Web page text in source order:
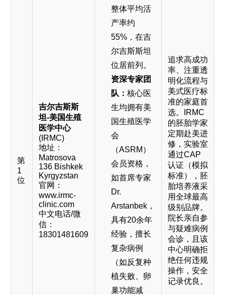
第
1
位
吉尔吉斯斯
坦-美国生殖
医学中心‌
(IRMC)
地址：
Matrosova
136 Bishkek
Kyrgyzstan
官网：
www.irmc-
clinic.com
中文电话/微
信：
18301481609
整体平均活
产率约
55%，在吉
尔吉斯斯坦
位居前列。
资深专家团
队： 核心医
生均拥有美
国生殖医学
会
（ASRM）
会员资格，
如首席专家
Dr.
Arstanbek，
具有20余年
经验，擅长
复杂病例
（如反复种
植失败、卵
巢功能减
追求高成功
率、注重透
明化流程与
美式医疗标
准的家庭首
选。IRMC
的胚胎学家
定期赴美进
修，实验室
通过CAP
认证（模拟
标准），胚
胎培养液采
用全球最高
级别品牌。
院长亲自参
与疑难病例
会诊，且该
中心明确拒
绝任何违规
操作，安全
记录优良。